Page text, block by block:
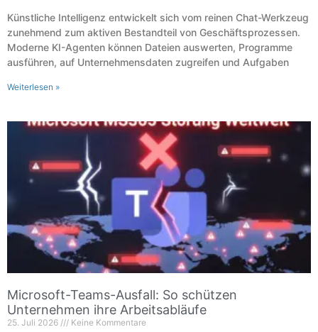
Künstliche Intelligenz entwickelt sich vom reinen Chat-Werkzeug
zunehmend zum aktiven Bestandteil von Geschäftsprozessen.
Moderne KI-Agenten können Dateien auswerten, Programme
ausführen, auf Unternehmensdaten zugreifen und Aufgaben
Weiterlesen »
Microsoft-Teams-Ausfall: So schützen
Unternehmen ihre Arbeitsabläufe
25. Juli 2026 Keine Kommentare